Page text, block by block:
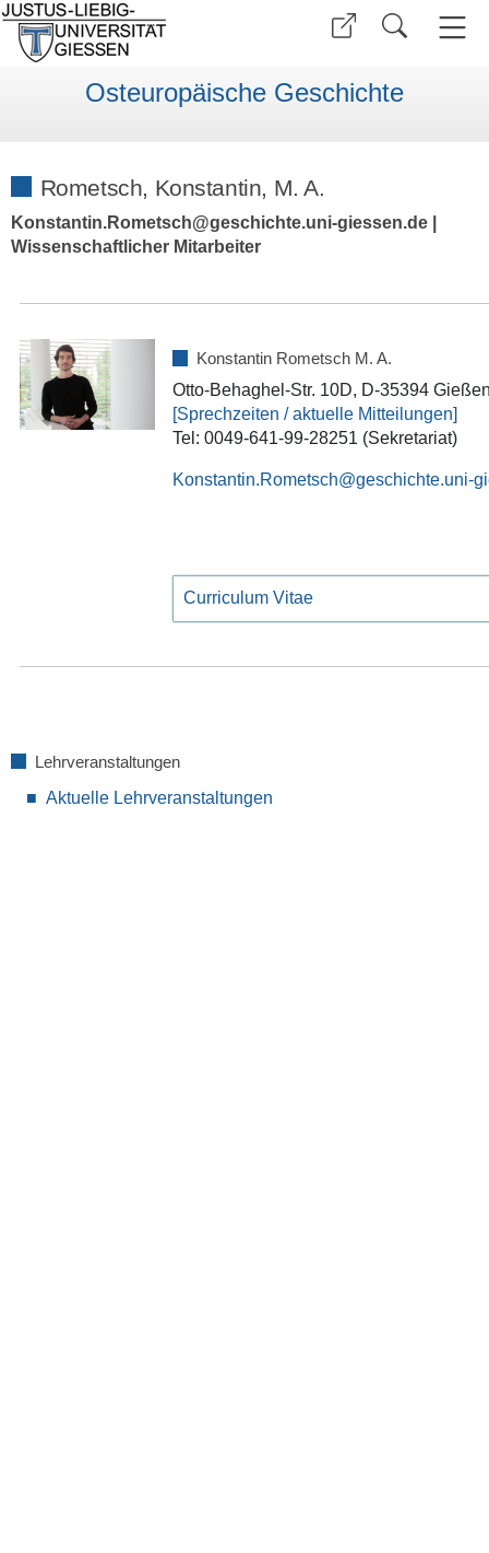
Osteuropäische Geschichte
Rometsch, Konstantin, M. A.
Konstantin.Rometsch@geschichte.uni-giessen.de |
Wissenschaftlicher Mitarbeiter
Konstantin Rometsch M. A.
Otto-Behaghel-Str. 10D, D-35394
[Sprechzeiten / aktuelle Mitteilungen]
Tel: 0049-641-99-28251 (Sekretariat)
Konstantin.Rometsch@geschichte.uni-
Curriculum Vitae
Lehrveranstaltungen
Aktuelle Lehrveranstaltungen